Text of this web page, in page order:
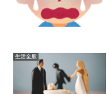
生活全般